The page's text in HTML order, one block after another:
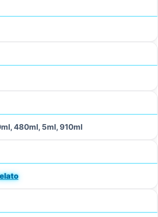
480ml, 5ml, 910ml